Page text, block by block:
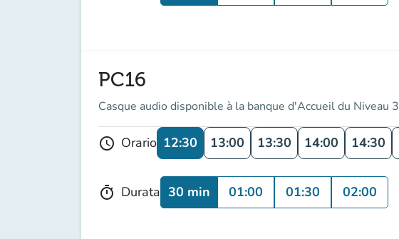
PC16
Casque audio disponible à la banque d'Accueil du Niveau 3
schedule Orario 12:30 13:00 13:30 14:00 14:30
timer Durata 30 min 01:00 01:30 02:00